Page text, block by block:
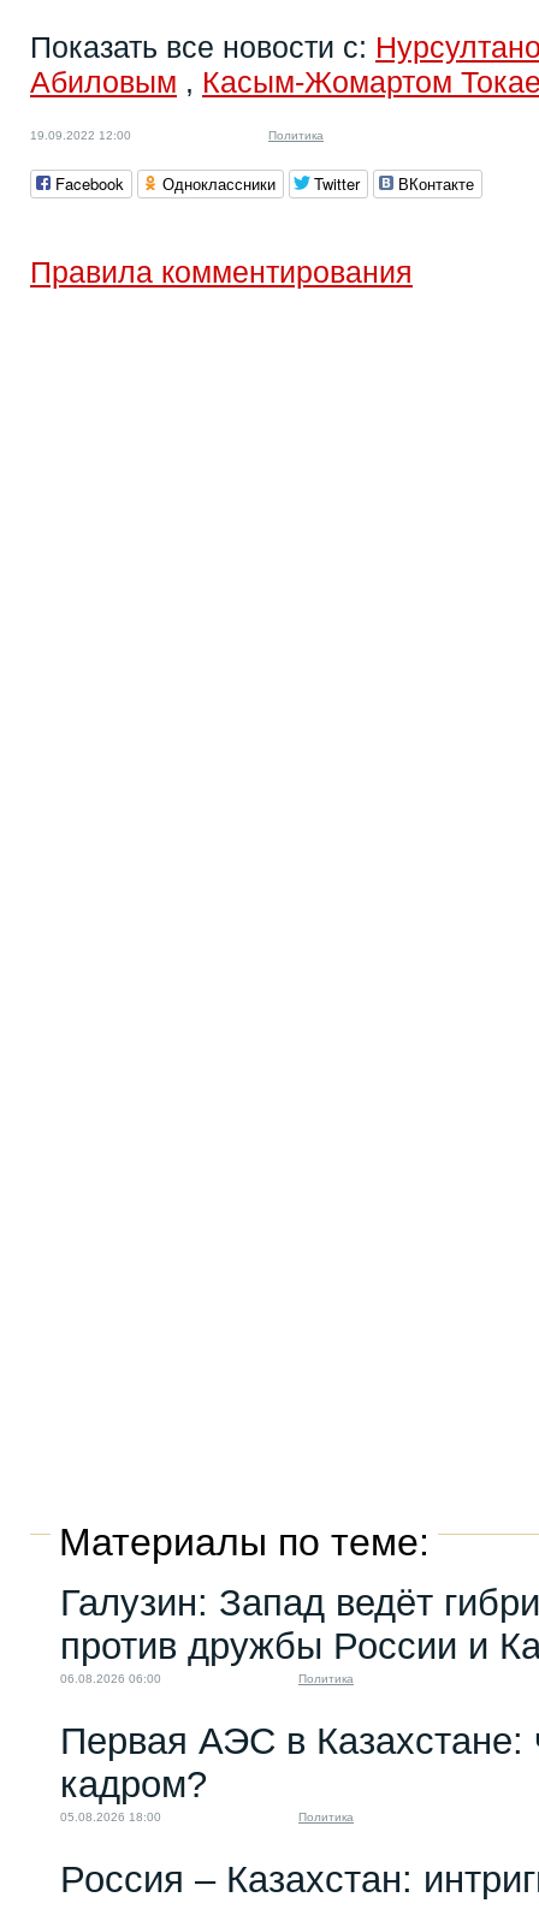
Показать все новости с:
Абиловым , Касым-Жомартом
19.09.2022 12:00 Политика
Facebook Одноклассники Twitter ВКонтакте
Правила комментирования
Материалы по теме:
Галузин: Запад ведёт
против дружбы России и
06.08.2026 06:00 Политика
Первая АЭС в Казахстане:
кадром?
05.08.2026 18:00 Политика
Россия – Казахстан: